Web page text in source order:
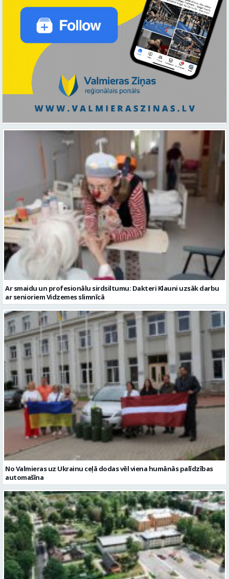
Ar smaidu un profesionālu sirdsiltumu: Dakteri Klauni uzsāk darbu
ar senioriem Vidzemes slimnīcā
No Valmieras uz Ukrainu ceļā dodas vēl viena humānās palīdzības
automašīna